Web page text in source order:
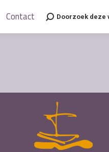
Contact Search:Doorzoek deze
Contact Search:Doorzoek deze